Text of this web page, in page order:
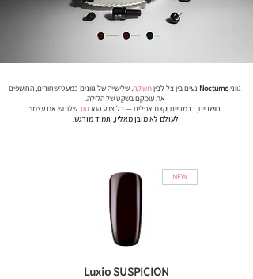
גווניNocturne נעים בין צל לביןתשוקה. שלישייה של גווניםכמעט־שחורים,החושפים
את עומקם בשקט של הלילה.
חושניים, דרמטיים וקצת אפלים — כל צבע הוא סודשלוחש את עצמו:
לעולם לא מובן מאליו, תמיד מורגש.
NEW
Luxio SUSPICION